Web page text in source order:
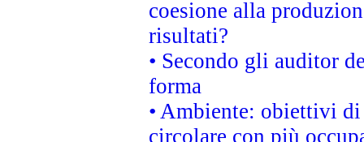
coesione alla
risultati?
• Secondo gli auditor
forma
• Ambiente: obiettivi
circolare con più